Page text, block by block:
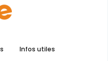
Infos utiles